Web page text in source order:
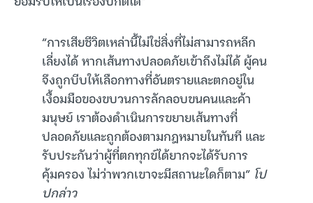
“การเสียชีวิตเหล่านี้ไม่ใช่สิ่งที่ไม่สามารถหลีก
เลี่ยงได้ หากเส้นทางปลอดภัยเข้าถึงไม่ได้ ผู้คน
จึงถูกบีบให้เลือกทางที่อันตรายและตกอยู่ใน
เงื้อมมือของขบวนการลักลอบขนคนและค้า
มนุษย์ เราต้องดำเนินการขยายเส้นทางที่
ปลอดภัยและถูกต้องตามกฎหมายในทันที และ
รับประกันว่าผู้ที่ตกทุกข์ได้ยากจะได้รับการ
คุ้มครอง ไม่ว่าพวกเขาจะมีสถานะใดก็ตาม” โป
ปกล่าว